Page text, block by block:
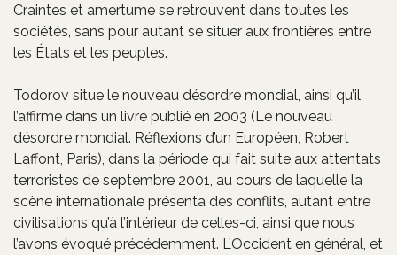
Craintes et amertume se retrouvent dans toutes les
sociétés, sans pour autant se situer aux frontières entre
les États et les peuples.
Todorov situe le nouveau désordre mondial, ainsi qu’il
l’affirme dans un livre publié en 2003 (Le nouveau
désordre mondial. Réflexions d’un Européen, Robert
Laffont, Paris), dans la période qui fait suite aux attentats
terroristes de septembre 2001, au cours de laquelle la
scène internationale présenta des conflits, autant entre
civilisations qu’à l’intérieur de celles-ci, ainsi que nous
l’avons évoqué précédemment. L’Occident en général, et